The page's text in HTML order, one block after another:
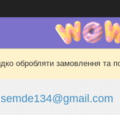
обробляти замовлення та
semde134@gmail.com